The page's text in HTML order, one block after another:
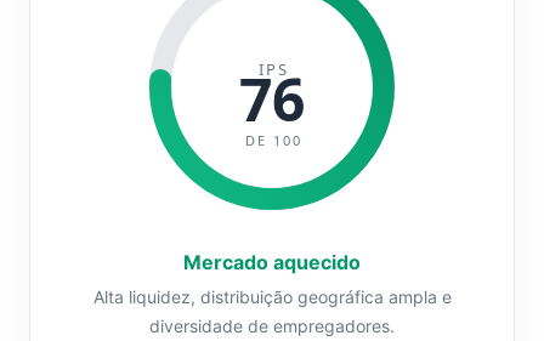
IPS
76
DE 100
Mercado aquecido
Alta liquidez, distribuição geográfica ampla e
diversidade de empregadores.